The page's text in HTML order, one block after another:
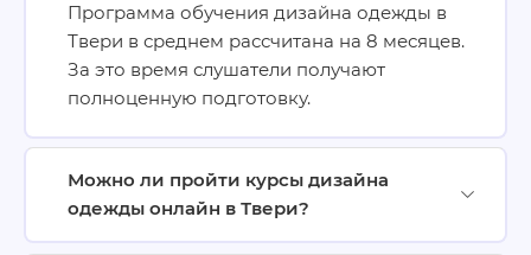
Программа обучения дизайна одежды в
Твери в среднем рассчитана на 8 месяцев.
За это время слушатели получают
полноценную подготовку.
Можно ли пройти курсы дизайна
одежды онлайн в Твери?